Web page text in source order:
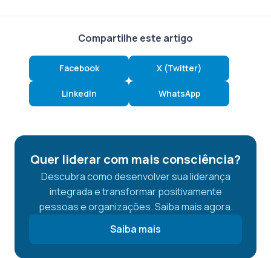
Compartilhe este artigo
Facebook X (Twitter)
LinkedIn WhatsApp
Quer liderar com mais consciência?
Descubra como desenvolver sua liderança
integrada e transformar positivamente
pessoas e organizações. Saiba mais agora.
Saiba mais